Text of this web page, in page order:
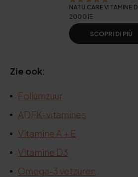
NATU.CARE VITAMINE D
2000 IE
SCOPRI DI PIÙ
Zie ook:
Foliumzuur
ADEK-vitamines
Vitamine A + E
Vitamine D3
Omega-3 vetzuren